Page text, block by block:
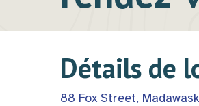
Détails de
88 Fox Street,